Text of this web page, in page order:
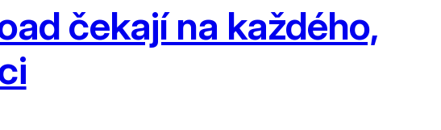
čekají na každého,